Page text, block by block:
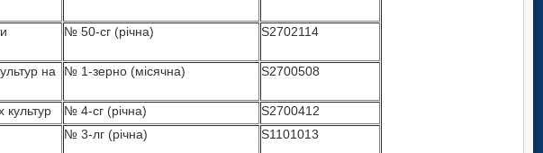
№ 50-сг (річна) S2702114
на
№ 1-зерно (місячна) S2700508
культур № 4-сг (річна)
S2700412
№ 3-лг (річна) S1101013